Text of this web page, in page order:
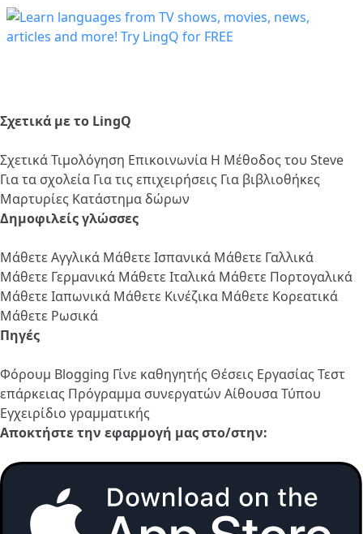
Σχετικά με το LingQ
ΣχετικάΤιμολόγηση Επικοινωνία Η Μέθοδος του Steve
Για τα σχολεία Για τις επιχειρήσεις Για βιβλιοθήκες
Μαρτυρίες Κατάστημα δώρων
Δημοφιλείς γλώσσες
Μάθετε Αγγλικά Μάθετε Ισπανικά Μάθετε Γαλλικά
Μάθετε Γερμανικά Μάθετε Ιταλικά Μάθετε Πορτογαλικά
Μάθετε Ιαπωνικά Μάθετε Κινέζικα Μάθετε Κορεατικά
Μάθετε Ρωσικά
Πηγές
Φόρουμ Blogging Γίνε καθηγητής Θέσεις ΕργασίαςΤεστ
επάρκειας Πρόγραμμα συνεργατών Αίθουσα Τύπου
Εγχειρίδιο γραμματικής
Αποκτήστε την εφαρμογή μας στο/στην: